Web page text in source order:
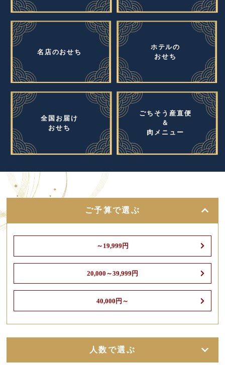
名店のおせち
ホテルの
おせち
全国お届け
おせち
ごちそう産直便
＆
肉メニュー
ご予算で選ぶ
～19,999円
20,000～39,999円
40,000円～
人数で選ぶ